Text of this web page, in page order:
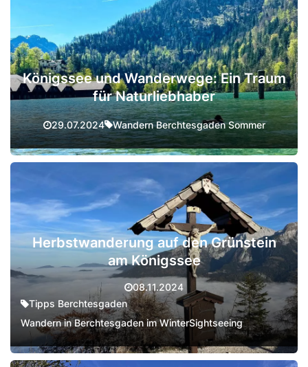
Königssee und Wanderwege: Ein Traum
für Naturliebhaber
29.07.2024 Wandern Berchtesgaden Sommer
Herbstwanderung auf den Grünstein
am Königssee
08.11.2024
Tipps Berchtesgaden
Wandern in Berchtesgaden im WinterSightseeing